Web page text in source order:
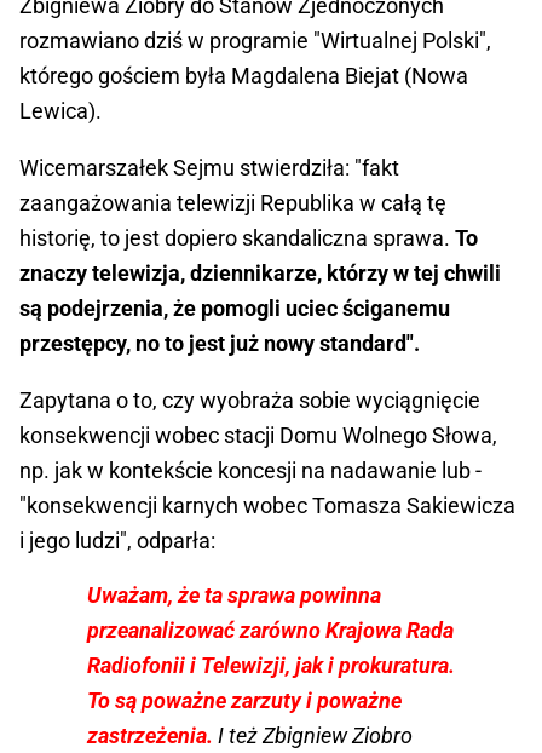
Zbigniewa Ziobry do Stanów Zjednoczonych
rozmawiano dziś w programie "Wirtualnej Polski",
którego gościem była Magdalena Biejat (Nowa
Lewica).
Wicemarszałek Sejmu stwierdziła: "fakt
zaangażowania telewizji Republika w całą tę
historię, to jest dopiero skandaliczna sprawa. To
znaczy telewizja, dziennikarze, którzy w tej chwili
są podejrzenia, że pomogli uciec ściganemu
przestępcy, no to jest już nowy standard".
Zapytana o to, czy wyobraża sobie wyciągnięcie
konsekwencji wobec stacji Domu Wolnego Słowa,
np. jak w kontekście koncesji na nadawanie lub -
"konsekwencji karnych wobec Tomasza Sakiewicza
i jego ludzi", odparła:
Uważam, że ta sprawa powinna
przeanalizować zarówno Krajowa Rada
Radiofonii i Telewizji, jak i prokuratura.
To są poważne zarzuty i poważne
zastrzeżenia. I też Zbigniew Ziobro